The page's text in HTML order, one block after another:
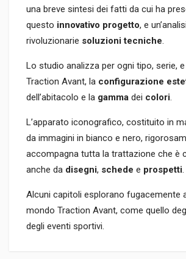
una breve sintesi dei fatti da cui ha
questo innovativo progetto, e
rivoluzionarie soluzioni tecniche.
Lo studio analizza per ogni tipo, serie,
Traction Avant, la configurazione
dell’abitacolo e la gamma dei colori.
L’apparato iconografico, costituito in
da immagini in bianco e nero,
accompagna tutta la trattazione che è
anche da disegni, schede e prospetti.
Alcuni capitoli esplorano fugacemente
mondo Traction Avant, come quello
degli eventi sportivi.